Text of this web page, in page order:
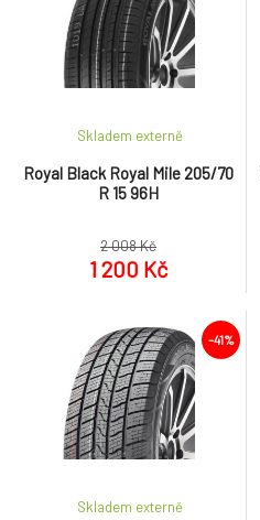
Royal Black Royal Mile 205/70
R 15 96H
Skladem externě
2 008 Kč
1 200 Kč
-41%
Skladem externě